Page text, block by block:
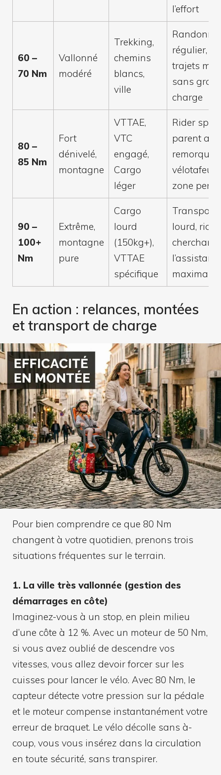
l’effort
60 –
70 Nm
Vallonné
modéré
Trekking,
chemins
blancs,
ville
régulier,
trajets
sans
charge
80 –
85 Nm
Fort
dénivelé,
montagne
VTTAE,
VTC
engagé,
Cargo
léger
Rider
parent
remorque,
vélotafeur
zone
90 –
100+
Nm
Extrême,
montagne
pure
Cargo
lourd
(150kg+),
VTTAE
spécifique
lourd, rider
cherchant
maximale
En action : relances, montées
et transport de charge
Pour bien comprendre ce que 80 Nm
changent à votre quotidien, prenons trois
situations fréquentes sur le terrain.
1. La ville très vallonnée (gestion des
démarrages en côte)
Imaginez-vous à un stop, en plein milieu
d’une côte à 12 %. Avec un moteur de 50 Nm,
si vous avez oublié de descendre vos
vitesses, vous allez devoir forcer sur les
cuisses pour lancer le vélo. Avec 80 Nm, le
capteur détecte votre pression sur la pédale
et le moteur compense instantanément votre
erreur de braquet. Le vélo décolle sans à-
coup, vous vous insérez dans la circulation
en toute sécurité, sans transpirer.